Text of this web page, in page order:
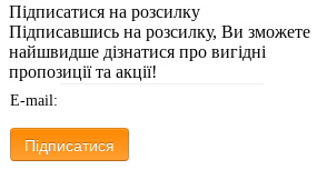
Підписатися на розсилку
Підписавшись на розсилку, Ви зможете
найшвидше дізнатися про вигідні
пропозиції та акції!
E-mail: